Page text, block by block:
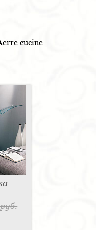
ели обит
Диван
обвитый
тыльной
любят
заказа
cucine